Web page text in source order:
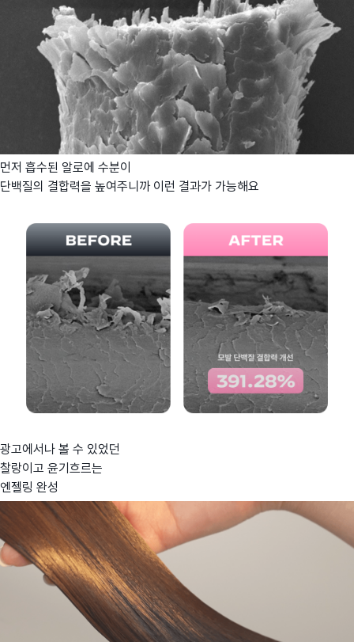
먼저 흡수된 알로에 수분이
단백질의 결합력을 높여주니까 이런 결과가 가능해요
광고에서나 볼 수 있었던
찰랑이고 윤기흐르는
엔젤링 완성